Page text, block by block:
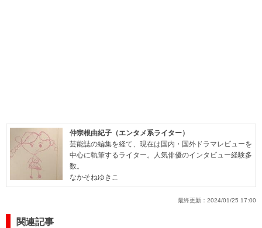
仲宗根由紀子（エンタメ系ライター）
芸能誌の編集を経て、現在は国内・国外ドラマレビューを
中心に執筆するライター。人気俳優のインタビュー経験多
数。
なかそねゆきこ
最終更新： 2024/01/25 17:00
関連記事